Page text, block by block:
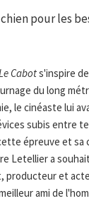
pour les
Cabots'inspire
du long
le cinéaste lui
subis entre
épreuve et
Letellier a
producteur et
ami de